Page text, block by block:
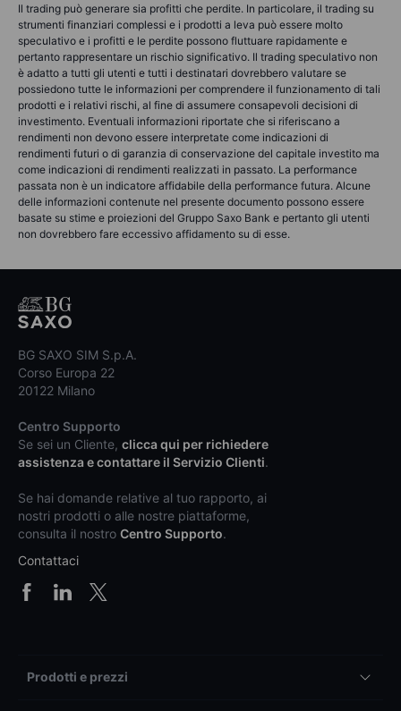
Il trading può generare sia profitti che perdite. In particolare, il trading su
strumenti finanziari complessi e i prodotti a leva può essere molto
speculativo e i profitti e le perdite possono fluttuare rapidamente e
pertanto rappresentare un rischio significativo. Il trading speculativo non
è adatto a tutti gli utenti e tutti i destinatari dovrebbero valutare se
possiedono tutte le informazioni per comprendere il funzionamento di tali
prodotti e i relativi rischi, al fine di assumere consapevoli decisioni di
investimento. Eventuali informazioni riportate che si riferiscano a
rendimenti non devono essere interpretate come indicazioni di
rendimenti futuri o di garanzia di conservazione del capitale investito ma
come indicazioni di rendimenti realizzati in passato. La performance
passata non è un indicatore affidabile della performance futura. Alcune
delle informazioni contenute nel presente documento possono essere
basate su stime e proiezioni del Gruppo Saxo Bank e pertanto gli utenti
non dovrebbero fare eccessivo affidamento su di esse.
BG SAXO SIM S.p.A.
Corso Europa 22
20122 Milano
Centro Supporto
Se sei un Cliente, clicca qui per richiedere
assistenza e contattare il Servizio Clienti.
Se hai domande relative al tuo rapporto, ai
nostri prodotti o alle nostre piattaforme,
consulta il nostro Centro Supporto.
Contattaci
Prodotti e prezzi